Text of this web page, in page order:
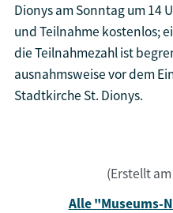
Dionys am Sonntag um 14
und Teilnahme kostenlos;
die Teilnahmezahl ist
ausnahmsweise vor dem
Stadtkirche St. Dionys.
(Erstellt
Alle "Museums-